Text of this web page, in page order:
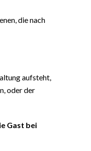
die nach
aufsteht,
oder der
Gast bei